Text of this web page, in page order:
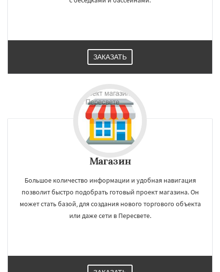
ЗАКАЗАТЬ
Магазин
Большое количество информации и удобная навигация
позволит быстро подобрать готовый проект магазина. Он
может стать базой, для создания нового торгового объекта
или даже сети в Пересвете.